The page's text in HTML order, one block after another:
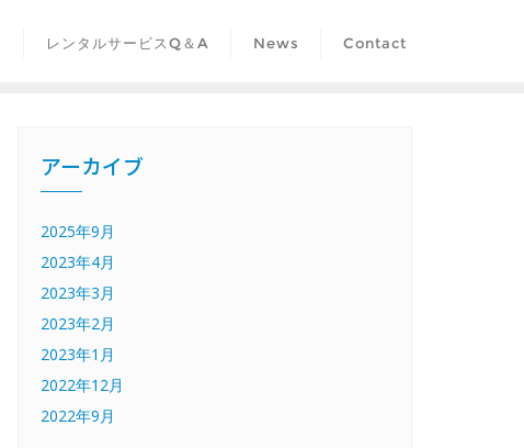
レンタルサービスQ＆A News Contact
アーカイブ
2025年9月
2023年4月
2023年3月
2023年2月
2023年1月
2022年12月
2022年9月